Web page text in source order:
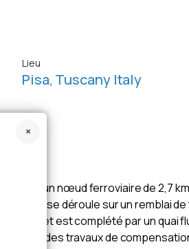
Lieu
Pisa, Tuscany Italy
d’un nœud ferroviaire de 2,7
ferrée se déroule sur un remblai
projet est complété par un quai
et des travaux de